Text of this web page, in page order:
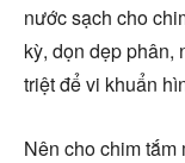
nước sạch cho
kỳ, dọn dẹp phân,
triệt để vi khuẩn
Nên cho chim tắm